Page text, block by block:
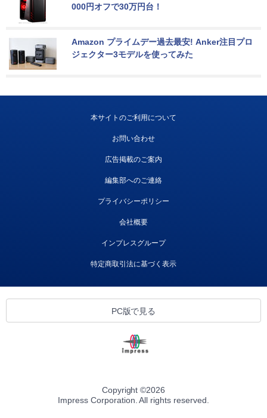
000円オフで30万円台！
Amazon プライムデー過去最安! Anker注目プロ
ジェクター3モデルを使ってみた
本サイトのご利用について
お問い合わせ
広告掲載のご案内
編集部へのご連絡
プライバシーポリシー
会社概要
インプレスグループ
特定商取引法に基づく表示
PC版で見る
Copyright ©2026
Impress Corporation. All rights reserved.